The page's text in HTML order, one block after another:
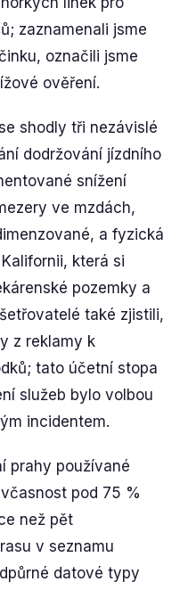
zaznamenali jsme
označili jsme
ověření.
shodly tři nezávislé
dodržování jízdního
snížení
ve mzdách,
a fyzická
která si
pozemky a
také zjistili,
z reklamy k
tato účetní stopa
služeb bylo volbou
incidentem.
prahy používané
pod 75 %
než pět
v seznamu
datové typy